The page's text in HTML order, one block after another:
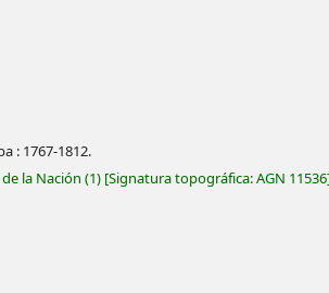
: 1767-1812.
la Nación (1) Signatura topográfica:AGN 11536